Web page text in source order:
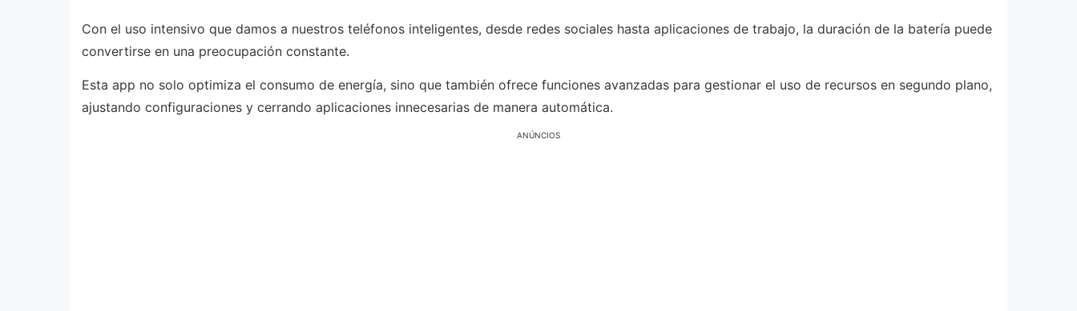
Con el uso intensivo que damos a nuestros teléfonos inteligentes, desde redes sociales hasta aplicaciones de trabajo, la duración de la batería puede
convertirse en una preocupación constante.
Esta app no solo optimiza el consumo de energía, sino que también ofrece funciones avanzadas para gestionar el uso de recursos en segundo plano,
ajustando configuraciones y cerrando aplicaciones innecesarias de manera automática.
ANÚNCIOS